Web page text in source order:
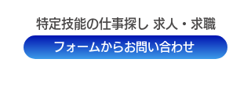
​特定技能の仕事探し 求人・求職
フォームからお問い合わせ